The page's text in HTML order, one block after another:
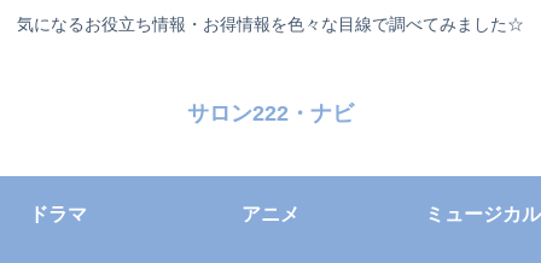
気になるお役立ち情報・お得情報を色々な目線で調べてみました☆
サロン222・ナビ
ドラマ アニメ ミュージカル